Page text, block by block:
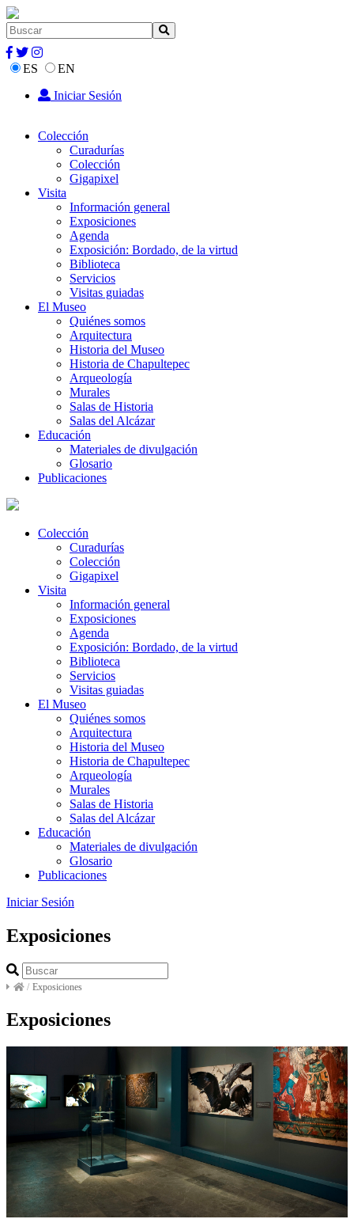
ES
EN
Iniciar Sesión
Colección
Curadurías
Colección
Gigapixel
Visita
Información general
Exposiciones
Agenda
Exposición: Bordado, de la virtud
Biblioteca
Servicios
Visitas guiadas
El Museo
Quiénes somos
Arquitectura
Historia del Museo
Historia de Chapultepec
Arqueología
Murales
Salas de Historia
Salas del Alcázar
Educación
Materiales de divulgación
Glosario
Publicaciones
Colección
Curadurías
Colección
Gigapixel
Visita
Información general
Exposiciones
Agenda
Exposición: Bordado, de la virtud
Biblioteca
Servicios
Visitas guiadas
El Museo
Quiénes somos
Arquitectura
Historia del Museo
Historia de Chapultepec
Arqueología
Murales
Salas de Historia
Salas del Alcázar
Educación
Materiales de divulgación
Glosario
Publicaciones
Iniciar Sesión
Exposiciones
/ Exposiciones
Exposiciones